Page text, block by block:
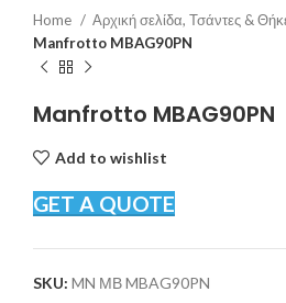
Home
Αρχική σελίδα, Τσάντες &
Manfrotto MBAG90PN
Manfrotto MBAG90PN
Add to wishlist
GET A QUOTE
SKU: MN ΜΒ MBAG90PN